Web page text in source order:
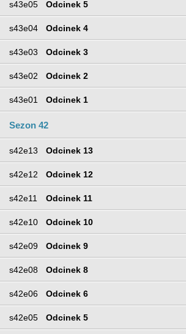
s43e05 Odcinek 5
s43e04 Odcinek 4
s43e03 Odcinek 3
s43e02 Odcinek 2
s43e01 Odcinek 1
Sezon 42
s42e13 Odcinek 13
s42e12 Odcinek 12
s42e11 Odcinek 11
s42e10 Odcinek 10
s42e09 Odcinek 9
s42e08 Odcinek 8
s42e06 Odcinek 6
s42e05 Odcinek 5